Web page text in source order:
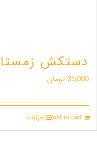
دستکش
35,000 تومان
Add to cart جزئیات